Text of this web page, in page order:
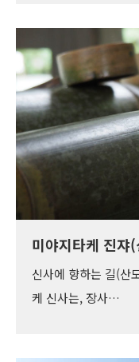
미야지타케 진쟈
신사에 향하는 길(산
케 신사는, 장사…